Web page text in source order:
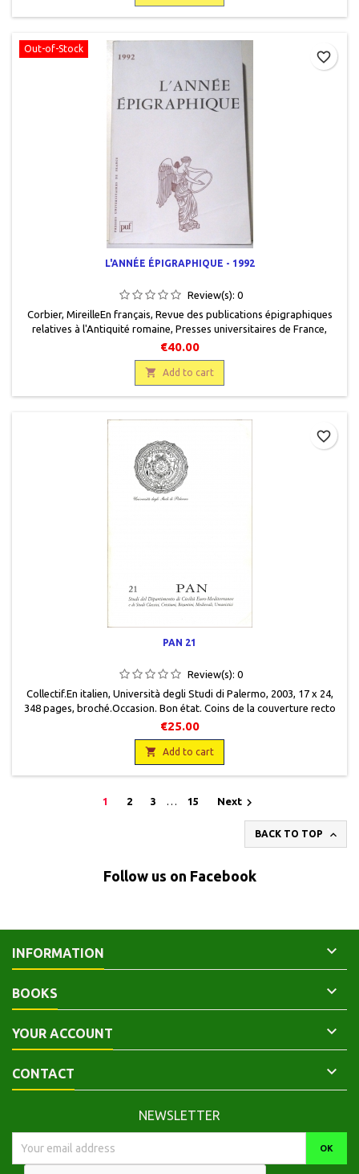
Out-of-Stock
L'ANNÉE ÉPIGRAPHIQUE - 1992
Review(s): 0
Corbier, Mireille En français, Revue des publications épigraphiques
relatives à l'Antiquité romaine, Presses universitaires de France,
1995, 15,5 x 24, 664 pages, broché, occasion. Bon état. Un pli au coin
bas de la couverture recto ainsi que sur quelques pages intérieures.
€40.00
 Add to cart
favorite_border
PAN 21
Review(s): 0
Collectif.En italien, Università degli Studi di Palermo, 2003, 17 x 24,
348 pages, broché.Occasion. Bon état. Coins de la couverture recto
cornés.
€25.00
 Add to cart
favorite_border
1 2 3 … 15 Next 
BACK TO TOP 
Follow us on Facebook
INFORMATION 
BOOKS 
YOUR ACCOUNT 
CONTACT 
NEWSLETTER